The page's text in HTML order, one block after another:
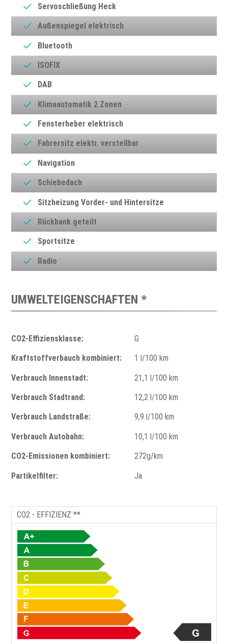
Servoschließung Heck
Außenspiegel elektrisch
Bluetooth
ISOFIX
DAB
Klimaautomatik 2 Zonen
Fensterheber elektrisch
Fahrersitz elektr. verstellbar
Navigation
Schiebedach
Sitzheizung Vorder- und Hintersitze
Rückbank geteilt
Sportsitze
Radio
UMWELTEIGENSCHAFTEN *
CO2-Effiziensklasse: G
Kraftstoffverbauch kombiniert: 1 l/100 km
Verbrauch Innenstadt: 21,1 l/100 km
Verbrauch Stadtrand: 12,2 l/100 km
Verbrauch Landstraße: 9,9 l/100 km
Verbrauch Autobahn: 10,1 l/100 km
CO2-Emissionen kombiniert: 272g/km
Partikelfilter: Ja
CO2 - EFFIZIENZ **